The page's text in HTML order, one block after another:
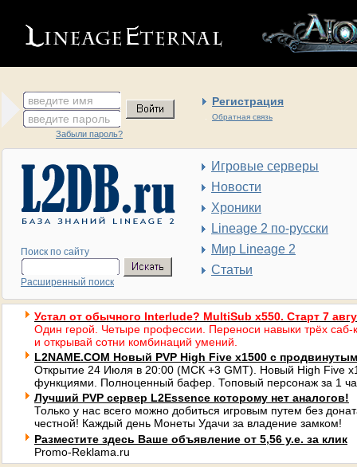
введите имя Регистрация
Обратная связь
введите пароль
Забыли пароль?
Поиск по сайту
Расширенный поиск
Игровые серверы
Новости
Хроники
Lineage 2 по-русски
Мир Lineage 2
Статьи
Устал от обычного Interlude? MultiSub x550. Старт 7
Один герой. Четыре профессии. Переноси навыки трёх саб-
и открывай сотни комбинаций умений.
L2NAME.COM Новый PVP High Five x1500 с
Открытие 24 Июля в 20:00 (МСК +3 GMT). Новый High Five
функциями. Полноценный бафер. Топовый персонаж за 1
Лучший PVP сервер L2Essence которому нет аналогов!
Только у нас всего можно добиться игровым путем без
честной! Каждый день Монеты Удачи за владение замком!
Разместите здесь Ваше объявление от 5,56 у.е. за клик
Promo-Reklama.ru